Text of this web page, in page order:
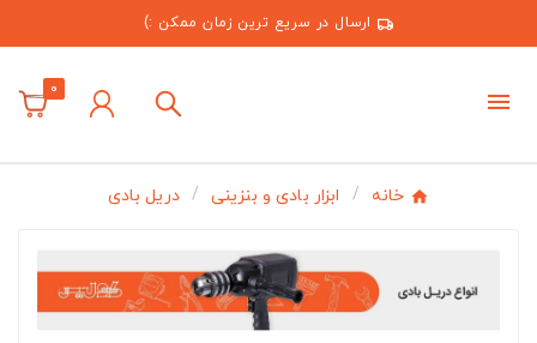
ارسال در سریع ترین زمان ممکن :)
0
خانه ابزار بادی و بنزینی دریل بادی